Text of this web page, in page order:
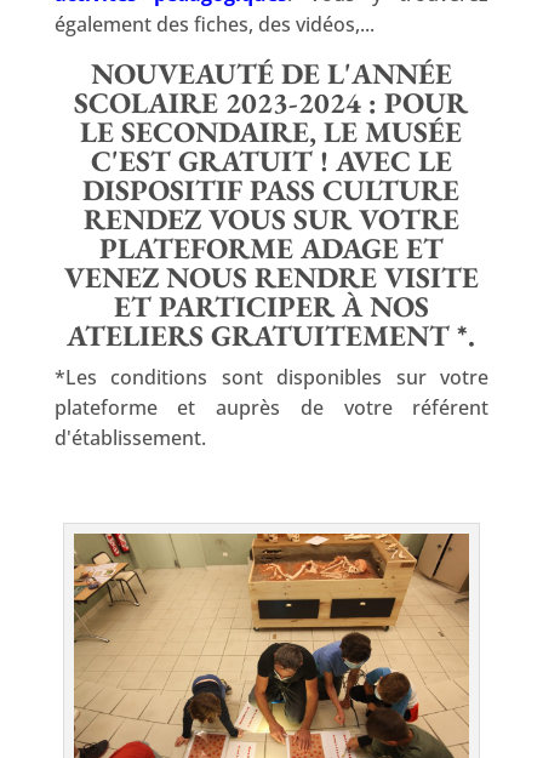
également des fiches, des vidéos,...
NOUVEAUTÉ DE L'ANNÉE
SCOLAIRE 2023-2024 : POUR
LE SECONDAIRE, LE MUSÉE
C'EST GRATUIT ! AVEC LE
DISPOSITIF PASS CULTURE
RENDEZ VOUS SUR VOTRE
PLATEFORME ADAGE ET
VENEZ NOUS RENDRE VISITE
ET PARTICIPER À NOS
ATELIERS GRATUITEMENT *.
*Les conditions sont disponibles sur votre
plateforme et auprès de votre référent
d'établissement.